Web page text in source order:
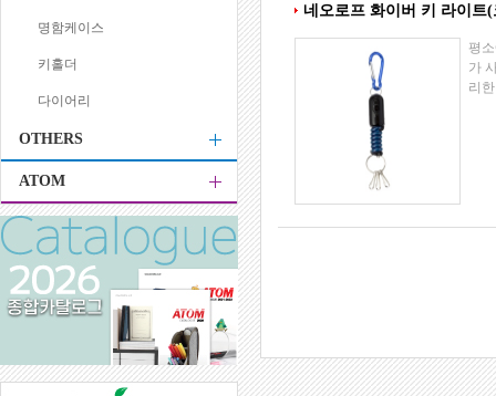
명함케이스
키홀더
다이어리
OTHERS
ATOM
네오로프 화이버 키 라이트
평
가
리